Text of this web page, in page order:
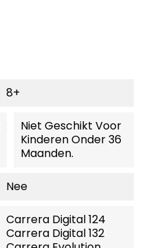
8+
Niet Geschikt Voor
Kinderen Onder 36
Maanden.
Nee
Carrera Digital 124
Carrera Digital 132